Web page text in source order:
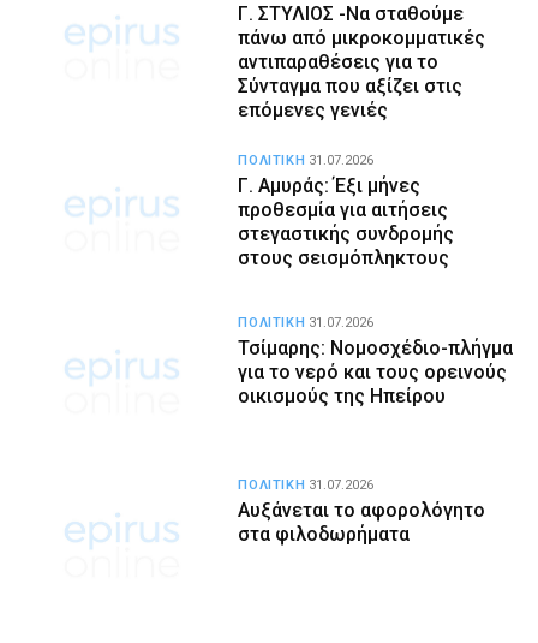
Γ. ΣΤΥΛΙΟΣ -Να σταθούμε
πάνω από μικροκομματικές
αντιπαραθέσεις για το
Σύνταγμα που αξίζει στις
επόμενες γενιές
Γ. Αμυράς: Έξι μήνες
προθεσμία για αιτήσεις
στεγαστικής συνδρομής
στους σεισμόπληκτους
ΠΟΛΙΤΙΚΗ 31.07.2026
Τσίμαρης: Νομοσχέδιο-πλήγμα
για το νερό και τους ορεινούς
οικισμούς της Ηπείρου
ΠΟΛΙΤΙΚΗ 31.07.2026
Αυξάνεται το αφορολόγητο
στα φιλοδωρήματα
ΠΟΛΙΤΙΚΗ 31.07.2026